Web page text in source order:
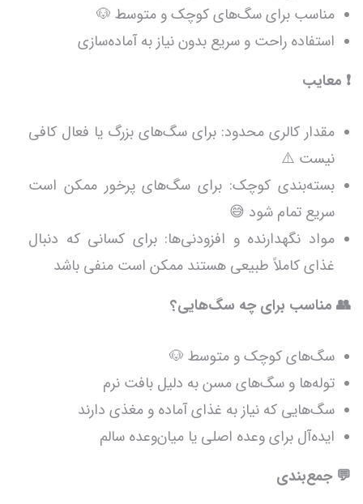
مناسب برای سگ‌های کوچک و متوسط 🐶
استفاده راحت و سریع بدون نیاز به آماده‌سازی
❗ معایب
مقدار کالری محدود: برای سگ‌های بزرگ یا فعال کافی
نیست ⚠️
بسته‌بندی کوچک: برای سگ‌های پرخور ممکن است
سریع تمام شود 😅
مواد نگهدارنده و افزودنی‌ها: برای کسانی که دنبال
غذای کاملاً طبیعی هستند ممکن است منفی باشد
👥 مناسب برای چه سگ‌هایی؟
سگ‌های کوچک و متوسط 🐶
توله‌ها و سگ‌های مسن به دلیل بافت نرم
سگ‌هایی که نیاز به غذای آماده و مغذی دارند
ایده‌آل برای وعده اصلی یا میان‌وعده سالم
💬 جمع‌بندی